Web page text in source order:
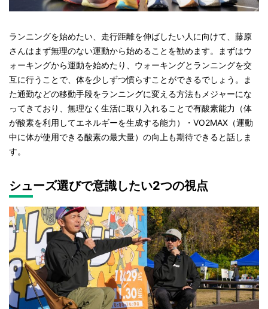
ランニングを始めたい、走行距離を伸ばしたい人に向けて、藤原
さんはまず無理のない運動から始めることを勧めます。まずはウ
ォーキングから運動を始めたり、ウォーキングとランニングを交
互に行うことで、体を少しずつ慣らすことができるでしょう。ま
た通勤などの移動手段をランニングに変える方法もメジャーにな
ってきており、無理なく生活に取り入れることで有酸素能力（体
が酸素を利用してエネルギーを生成する能力）・VO2MAX（運動
中に体が使用できる酸素の最大量）の向上も期待できると話しま
す。
シューズ選びで意識したい2つの視点